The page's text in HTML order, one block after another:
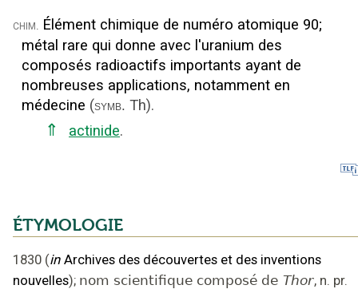
chim. Élément chimique de numéro atomique 90;
métal rare qui donne avec l'uranium des
composés radioactifs importants ayant de
nombreuses applications, notamment en
médecine (symb. Th).
⇑ actinide.
ÉTYMOLOGIE
1830 (in Archives des découvertes et des inventions
nouvelles); nom scientifique composé de Thor, n. pr.